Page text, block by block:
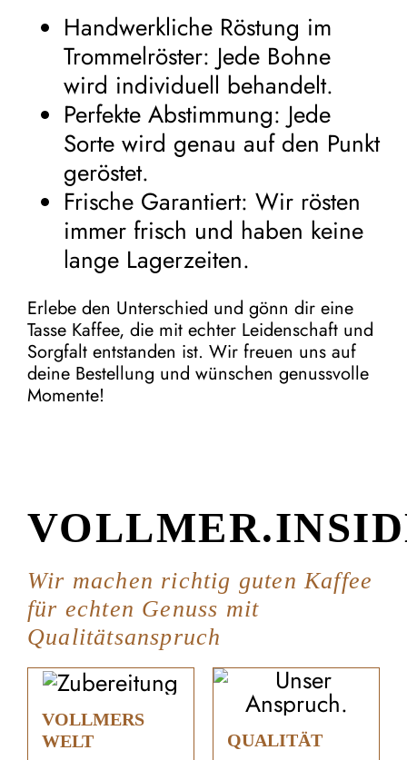
Handwerkliche Röstung im
Trommelröster: Jede Bohne
wird individuell behandelt.
Perfekte Abstimmung: Jede
Sorte wird genau auf den Punkt
geröstet.
Frische Garantiert: Wir rösten
immer frisch und haben keine
lange Lagerzeiten.
Erlebe den Unterschied und gönn dir eine
Tasse Kaffee, die mit echter Leidenschaft und
Sorgfalt entstanden ist. Wir freuen uns auf
deine Bestellung und wünschen genussvolle
Momente!
Wir machen richtig guten Kaffee
für echten Genuss mit
Qualitätsanspruch
VOLLMERS
WELT
QUALITÄT